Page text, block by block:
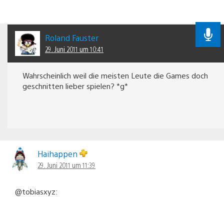
Roland Fauster
29. Juni 2011 um 10:41
Wahrscheinlich weil die meisten Leute die Games doch
geschnitten lieber spielen? *g*
Haihappen
29. Juni 2011 um 11:39
@tobiasxyz: